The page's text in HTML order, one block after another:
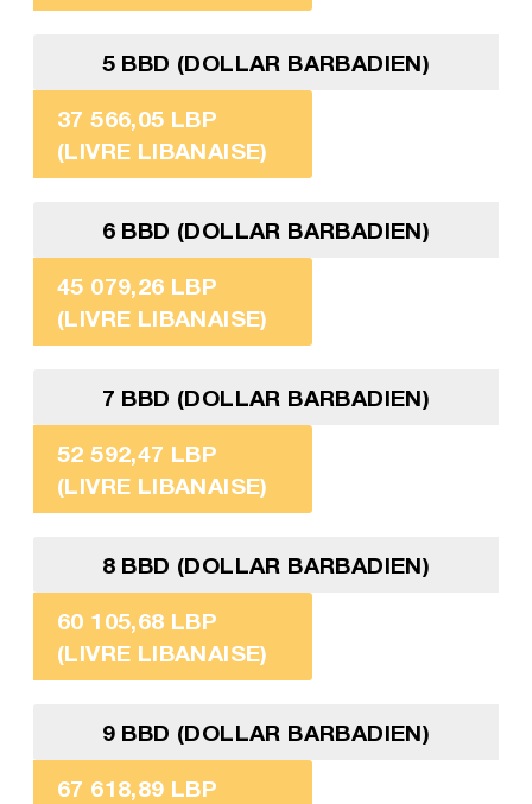
5 BBD (DOLLAR BARBADIEN)
37 566,05 LBP
(LIVRE LIBANAISE)
6 BBD (DOLLAR BARBADIEN)
45 079,26 LBP
(LIVRE LIBANAISE)
7 BBD (DOLLAR BARBADIEN)
52 592,47 LBP
(LIVRE LIBANAISE)
8 BBD (DOLLAR BARBADIEN)
60 105,68 LBP
(LIVRE LIBANAISE)
9 BBD (DOLLAR BARBADIEN)
67 618,89 LBP